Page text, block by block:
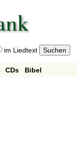
im Liedtext
CDs
Bibel